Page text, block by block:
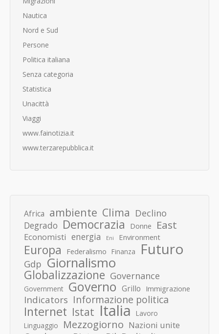
Nautica
Nord e Sud
Persone
Politica italiana
Senza categoria
Statistica
Unacittà
Viaggi
www.fainotizia.it
www.terzarepubblica.it
Africa ambiente Clima Declino
Degrado Democrazia Donne East
Economisti energia Eni Environment
Europa Federalismo Finanza Futuro
Gdp Giornalismo
Globalizzazione Governance
Government Governo Grillo Immigrazione
Indicators Informazione politica
Internet Istat Italia
Lavoro
Linguaggio
Mezzogiorno Nazioni unite